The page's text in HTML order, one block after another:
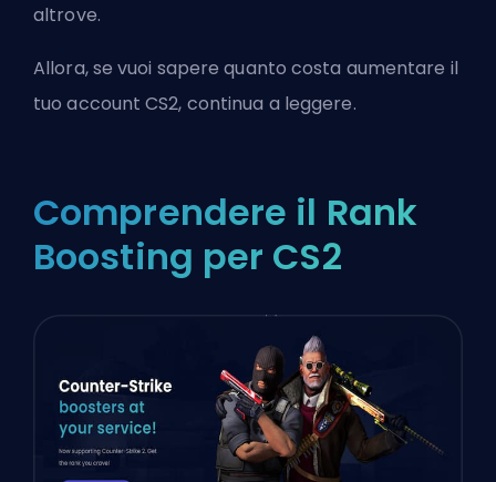
altrove.
Allora, se vuoi sapere quanto costa aumentare il
tuo account CS2, continua a leggere.
Comprendere il Rank
Boosting per CS2